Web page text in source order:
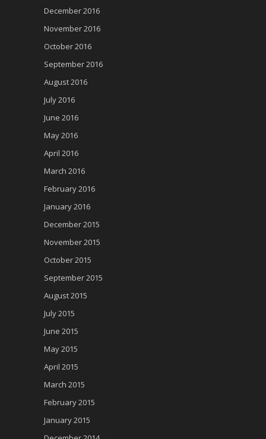
December 2016
November 2016
October 2016
September 2016
August 2016
July 2016
June 2016
May 2016
April 2016
March 2016
February 2016
January 2016
December 2015
November 2015
October 2015
September 2015
August 2015
July 2015
June 2015
May 2015
April 2015
March 2015
February 2015
January 2015